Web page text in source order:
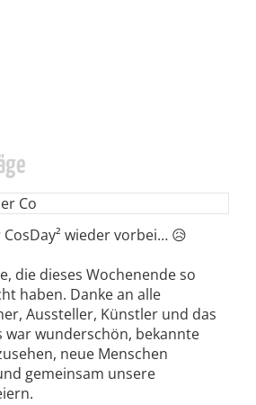
wieder vorbei… 😥
die dieses Wochenende so
haben. Danke an alle
Aussteller, Künstler und das
war wunderschön, bekannte
neue Menschen
gemeinsam unsere